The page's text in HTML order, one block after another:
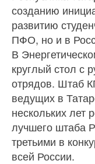
созданию
развитию
ПФО, но и в
В
круглый стол с
отрядов. Штаб
ведущих в
нескольких лет
лучшего штаба
третьими в
всей России.